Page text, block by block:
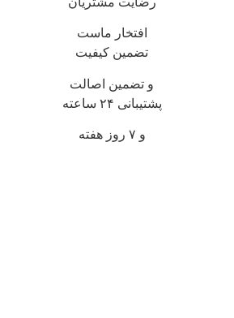
افتخار ماست
تضمین کیفیت
و تضمین اصالت
پشتیبانی ۲۴ ساعته
و ۷ روز هفته